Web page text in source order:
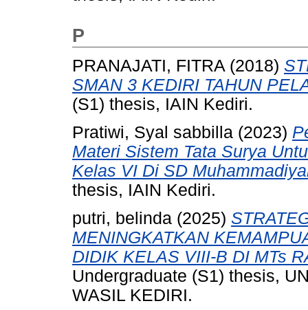
P
PRANAJATI, FITRA (2018)
SMAN 3 KEDIRI TAHUN
(S1) thesis, IAIN Kediri.
Pratiwi, Syal sabbilla (2023)
Materi Sistem Tata Surya
Kelas VI Di SD
thesis, IAIN Kediri.
putri, belinda (2025)
MENINGKATKAN
DIDIK KELAS VIII-B DI MTs
Undergraduate (S1) thesis,
WASIL KEDIRI.